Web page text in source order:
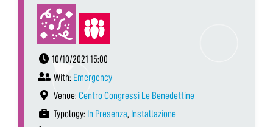
10/10/2021 15:00
With: Emergency
Venue: Centro Congressi Le Benedettine
Typology: In Presenza, Installazione